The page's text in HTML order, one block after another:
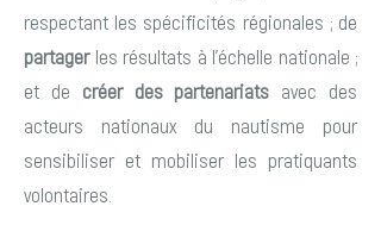
respectant les spécificités régionales ; de
partagerles résultats à l'échelle nationale ;
et de créer des partenariats avec des
acteurs nationaux du nautisme pour
sensibiliser et mobiliser les pratiquants
volontaires.